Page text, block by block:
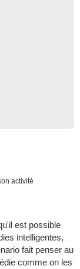
activité
est possible
intelligentes,
fait penser au
comme on les